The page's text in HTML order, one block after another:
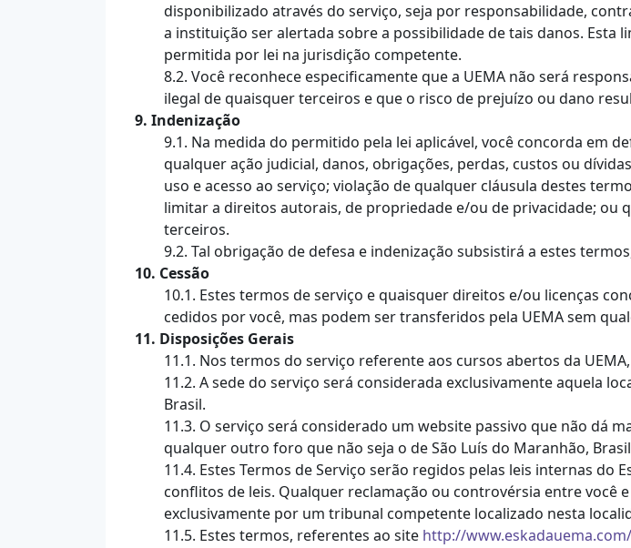
disponibilizado através do serviço, seja por responsabilidade,
a instituição ser alertada sobre a possibilidade de tais danos. Esta
permitida por lei na jurisdição competente.
8.2. Você reconhece especificamente que a UEMA não será
ilegal de quaisquer terceiros e que o risco de prejuízo ou dano
9. Indenização
9.1. Na medida do permitido pela lei aplicável, você concorda em
qualquer ação judicial, danos, obrigações, perdas, custos ou
uso e acesso ao serviço; violação de qualquer cláusula destes
limitar a direitos autorais, de propriedade e/ou de privacidade; ou
terceiros.
9.2. Tal obrigação de defesa e indenização subsistirá a estes
10. Cessão
10.1. Estes termos de serviço e quaisquer direitos e/ou licenças
cedidos por você, mas podem ser transferidos pela UEMA sem
11. Disposições Gerais
11.1. Nos termos do serviço referente aos cursos abertos da
11.2. A sede do serviço será considerada exclusivamente aquela
Brasil.
11.3. O serviço será considerado um website passivo que não dá
qualquer outro foro que não seja o de São Luís do Maranhão,
11.4. Estes Termos de Serviço serão regidos pelas leis internas
conflitos de leis. Qualquer reclamação ou controvérsia entre
exclusivamente por um tribunal competente localizado nesta
11.5. Estes termos, referentes ao site http://www.eskadauema.com/